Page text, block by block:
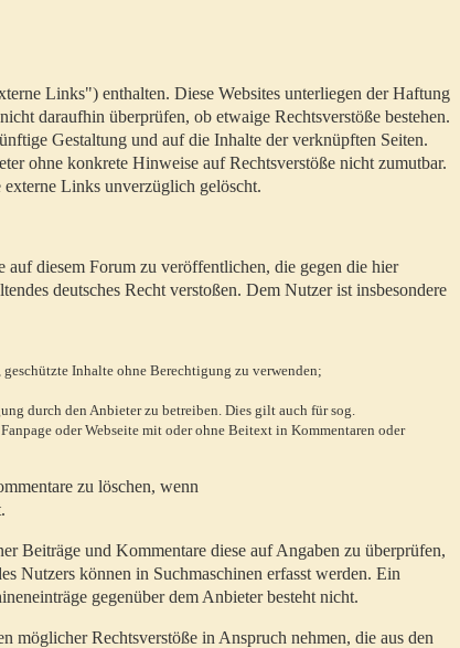
Links") enthalten. Diese Websites unterliegen der Haftung
daraufhin überprüfen, ob etwaige Rechtsverstöße bestehen.
Gestaltung und auf die Inhalte der verknüpften Seiten.
ohne konkrete Hinweise auf Rechtsverstöße nicht zumutbar.
Links unverzüglich gelöscht.
diesem Forum zu veröffentlichen, die gegen die hier
deutsches Recht verstoßen. Dem Nutzer ist insbesondere
Inhalte ohne Berechtigung zu verwenden;
durch den Anbieter zu betreiben. Dies gilt auch für sog.
oder Webseite mit oder ohne Beitext in Kommentaren oder
zu löschen, wenn
Beiträge und Kommentare diese auf Angaben zu überprüfen,
Nutzers können in Suchmaschinen erfasst werden. Ein
gegenüber dem Anbieter besteht nicht.
möglicher Rechtsverstöße in Anspruch nehmen, die aus den